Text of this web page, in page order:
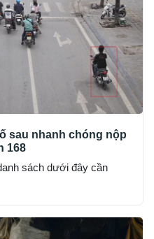
sau nhanh chóng nộp
168
sách dưới đây cần